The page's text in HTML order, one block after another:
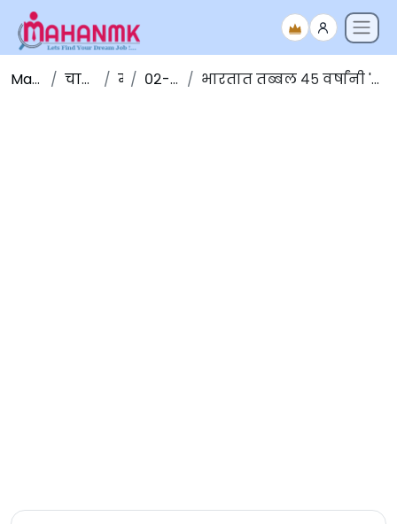
Maha NMK चालू घडामोडी मार्च ०२-मार्च-२०२० भारतात तब्बल ४५ वर्षांनी 'जागतिक उत्पादकता कॉंग्रेस' चे आयोजन